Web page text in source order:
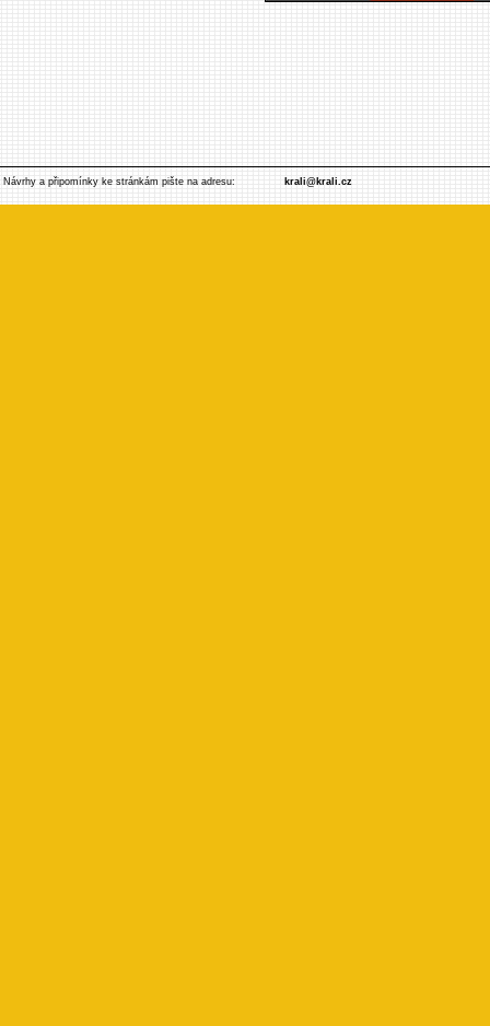
Návrhy a připomínky ke stránkám pište na adresu: krali@krali.cz